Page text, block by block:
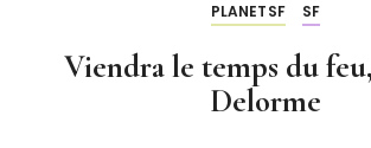
PLANETSF
SF
Viendra le temps du
Delorme